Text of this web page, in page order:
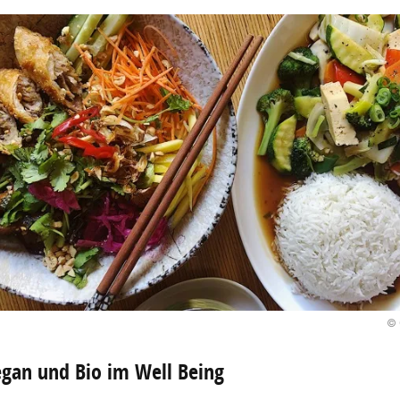
©
und Bio im Well Being